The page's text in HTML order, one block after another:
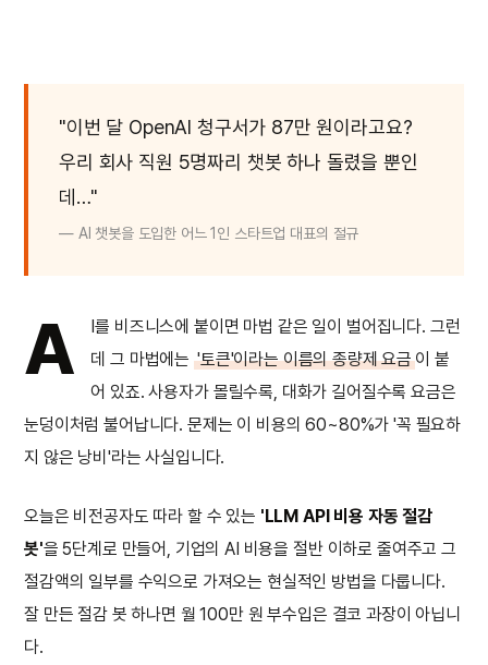
"이번 달 OpenAI 청구서가 87만 원이라고요?
우리 회사 직원 5명짜리 챗봇 하나 돌렸을 뿐인
데…"
— AI 챗봇을 도입한 어느 1인 스타트업 대표의 절규
A
I를 비즈니스에 붙이면 마법 같은 일이 벌어집니다. 그런
데 그 마법에는'토큰'이라는 이름의 종량제 요금 이 붙
어 있죠. 사용자가 몰릴수록, 대화가 길어질수록 요금은
눈덩이처럼 불어납니다. 문제는 이 비용의 60~80%가 '꼭 필요하
지 않은 낭비'라는 사실입니다.
오늘은 비전공자도 따라 할 수 있는 'LLM API 비용 자동 절감
봇'을 5단계로 만들어, 기업의 AI 비용을 절반 이하로 줄여주고 그
절감액의 일부를 수익으로 가져오는 현실적인 방법을 다룹니다.
잘 만든 절감 봇 하나면 월 100만 원 부수입은 결코 과장이 아닙니
다.